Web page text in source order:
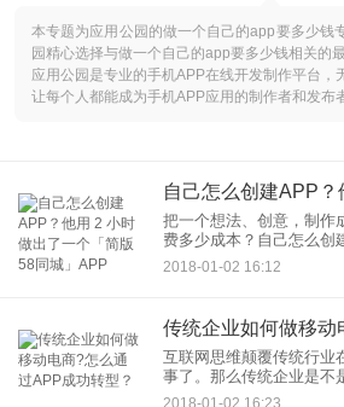
本专题为应用公园的做一个自己的app要多少钱
园精心选择与做一个自己的app要多少钱相关的最
应用公园是专业的手机APP在线开发制作平台，
让每个人都能成为手机APP应用的制作者和发布
把一个想法、创意，制作
费多少成本？自己怎么创
的外包，费用可能需要数
术，可能需要几个月时间
2018-01-02 16:12
互联网思维颠覆传统行业
事了。那么传统企业是不
企业做电商的方向在哪里
2018-01-02 16:23